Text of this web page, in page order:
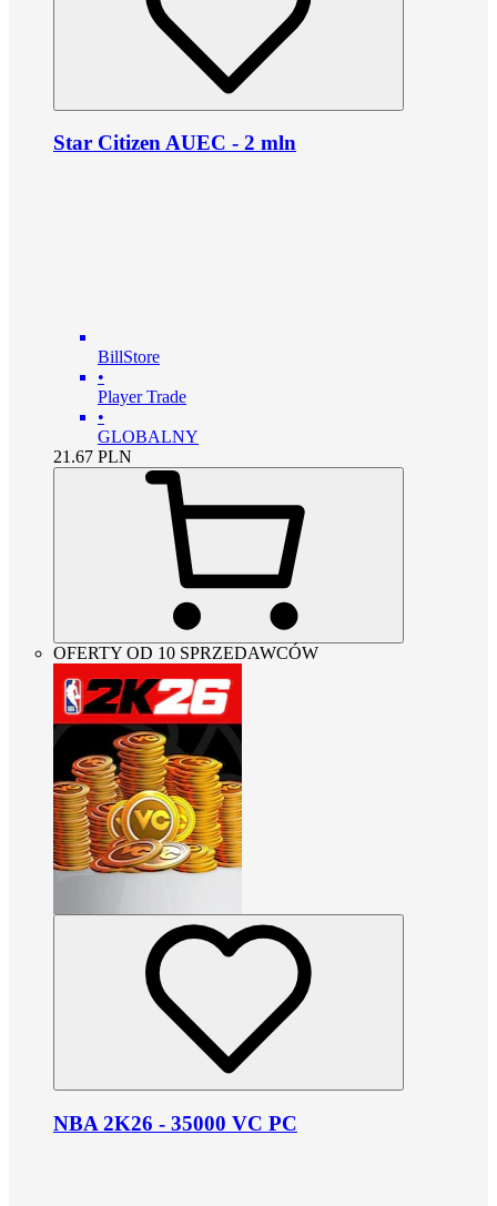
Star Citizen AUEC - 2 mln
BillStore
•
Player Trade
•
GLOBALNY
21.67 PLN
OFERTY OD 10 SPRZEDAWCÓW
NBA 2K26 - 35000 VC PC